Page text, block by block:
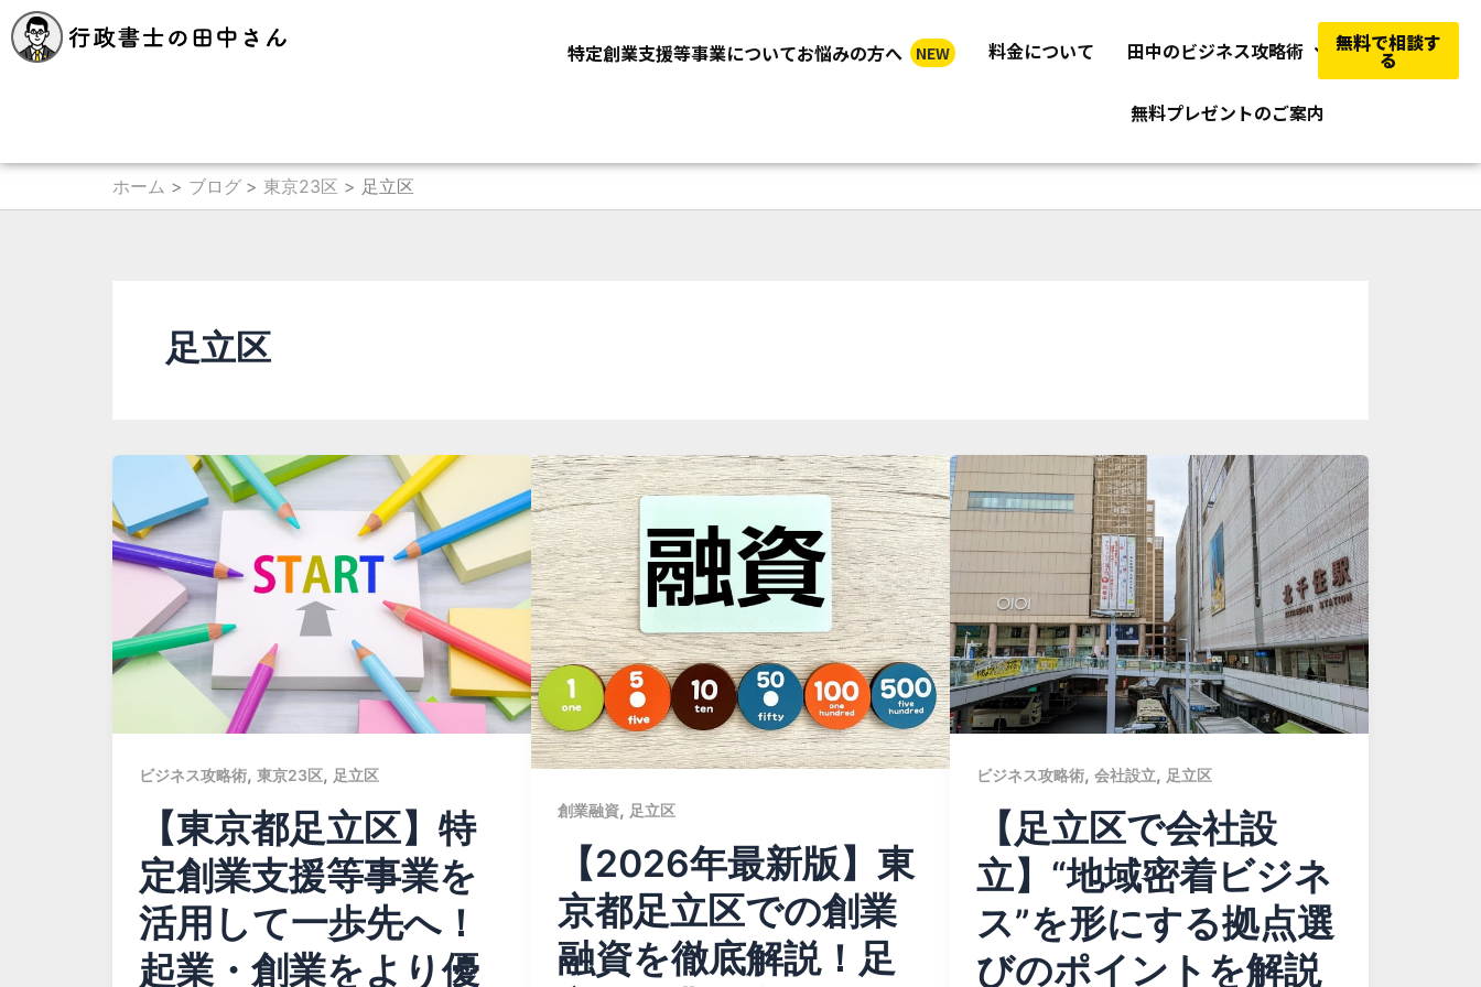
容
特定創業支援等事業についてお悩みの方へ NEW 料金について 田中のビジネス攻略術
無料プレゼントのご案内
無料で相談す
る
ホーム ブログ 東京23区 足立区
足立区
ビジネス攻略術, 東京23区, 足立区
【東京都足立区】特
定創業支援等事業を
活用して一歩先へ！
起業・創業をより優
創業融資, 足立区
【2026年最新版】東
京都足立区での創業
融資を徹底解説！足
ビジネス攻略術, 会社設立, 足立区
【足立区で会社設
立】“地域密着ビジネ
ス”を形にする拠点選
びのポイントを解説